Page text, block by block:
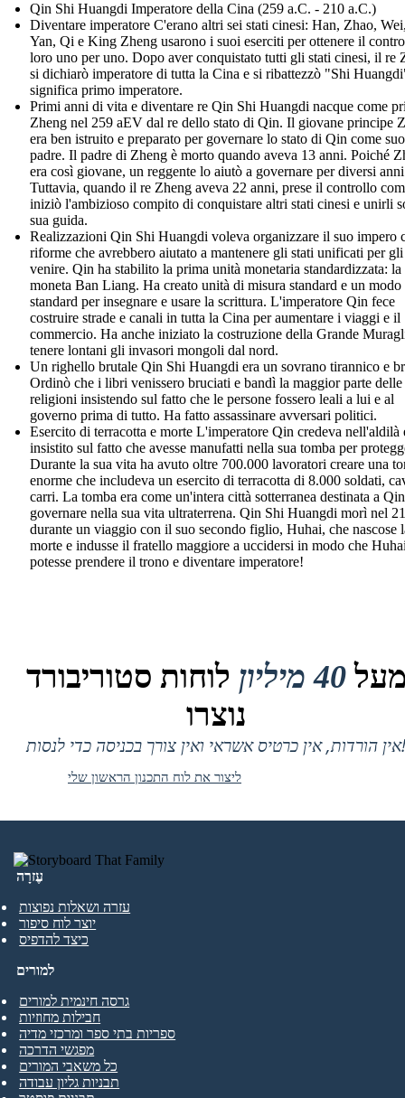
Qin Shi Huangdi Imperatore della Cina (259 a.C. - 210 a.C.)
Diventare imperatore C'erano altri sei stati cinesi: Han, Zhao,
Yan, Qi e King Zheng usarono i suoi eserciti per ottenere il
loro uno per uno. Dopo aver conquistato tutti gli stati cinesi, il re
si dichiarò imperatore di tutta la Cina e si ribattezzò "Shi
significa primo imperatore.
Primi anni di vita e diventare re Qin Shi Huangdi nacque come
Zheng nel 259 aEV dal re dello stato di Qin. Il giovane principe
era ben istruito e preparato per governare lo stato di Qin come suo
padre. Il padre di Zheng è morto quando aveva 13 anni. Poiché
era così giovane, un reggente lo aiutò a governare per diversi
Tuttavia, quando il re Zheng aveva 22 anni, prese il controllo
iniziò l'ambizioso compito di conquistare altri stati cinesi e unirli
sua guida.
Realizzazioni Qin Shi Huangdi voleva organizzare il suo impero
riforme che avrebbero aiutato a mantenere gli stati unificati per
venire. Qin ha stabilito la prima unità monetaria standardizzata: la
moneta Ban Liang. Ha creato unità di misura standard e un modo
standard per insegnare e usare la scrittura. L'imperatore Qin fece
costruire strade e canali in tutta la Cina per aumentare i viaggi e il
commercio. Ha anche iniziato la costruzione della Grande
tenere lontani gli invasori mongoli dal nord.
Un righello brutale Qin Shi Huangdi era un sovrano tirannico e
Ordinò che i libri venissero bruciati e bandì la maggior parte delle
religioni insistendo sul fatto che le persone fossero leali a lui e al
governo prima di tutto. Ha fatto assassinare avversari politici.
Esercito di terracotta e morte L'imperatore Qin credeva nell'aldilà
insistito sul fatto che avesse manufatti nella sua tomba per
Durante la sua vita ha avuto oltre 700.000 lavoratori creare una
enorme che includeva un esercito di terracotta di 8.000 soldati,
carri. La tomba era come un'intera città sotterranea destinata a
governare nella sua vita ultraterrena. Qin Shi Huangdi morì nel
durante un viaggio con il suo secondo figlio, Huhai, che nascose
morte e indusse il fratello maggiore a uccidersi in modo che
potesse prendere il trono e diventare imperatore!
40 מיליון
לוחות סטוריבורד
נוצרו
אין הורדות, אין כרטיס אשראי ואין צורך בכניסה כדי לנסות!
ליצור את לוח התכנון הראשון שלי
עֶזרָה
עזרה ושאלות נפוצות
יוצר לוח סיפור
כיצד להדפיס
למורים
גרסה חינמית למורים
חבילות מחוזיות
ספריות בתי ספר ומרכזי מדיה
מפגשי הדרכה
כל משאבי המורים
תבניות גליון עבודה